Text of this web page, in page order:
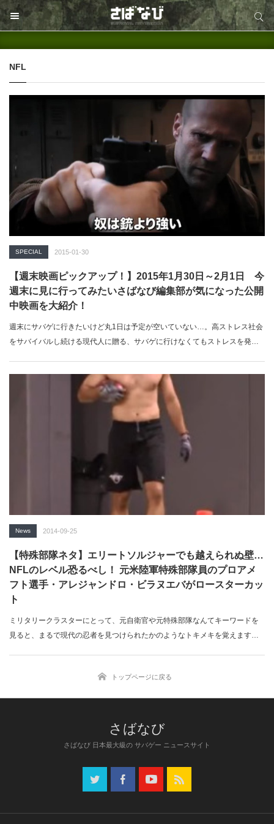
サイト内検索
NFL
SPECIAL 2015-01-30
【週末映画ピックアップ！】2015年1月30日～2月1日 今
週末に見に行ってみたいさばなび編集部が気になった公開
中映画を大紹介！
週末にサバゲに行きたいけど丸1日は予定が空いていない…。高ストレス社会
をサバイバルし続ける現代人に贈る、サバゲに行けなくてもストレスを発散
News 2014-09-25
【特殊部隊ネタ】エリートソルジャーでも越えられぬ壁…
NFLのレベル恐るべし！ 元米陸軍特殊部隊員のプロアメ
フト選手・アレジャンドロ・ビラヌエバがロースターカッ
ト
ミリタリークラスターにとって、元自衛官や元特殊部隊なんてキーワードを
見ると、まるで現代の忍者を見つけられたかのようなトキメキを覚えます。
トップページに戻る
さばなび 日本最大級の サバゲー ニュースサイト
サイト内検索